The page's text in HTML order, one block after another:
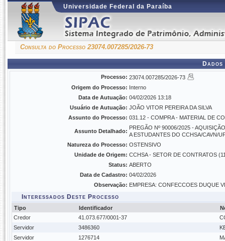
Universidade Federal da Paraíba
Consulta do Processo 23074.007285/2026-73
Processo: 23074.007285/2026-73
Origem do Processo: Interno
Data de Autuação: 04/02/2026 13:18
Usuário de Autuação: JOÃO VITOR PEREIRA DA SILVA
Assunto do Processo: 031.12 - COMPRA - MATERIAL DE
Assunto Detalhado:
PREGÃO Nº 90006/2025 -
A ESTUDANTES DO CCHSA/CAVN/
Natureza do Processo: OSTENSIVO
Unidade de Origem: CCHSA - SETOR DE CONTRATOS
Status: ABERTO
Data de Cadastro: 04/02/2026
Observação: EMPRESA: CONFECCOES DUQUE
Interessados Deste Processo
Tipo Identificador
Credor
41.073.677/0001-37
Servidor
3486360
Servidor
1276714